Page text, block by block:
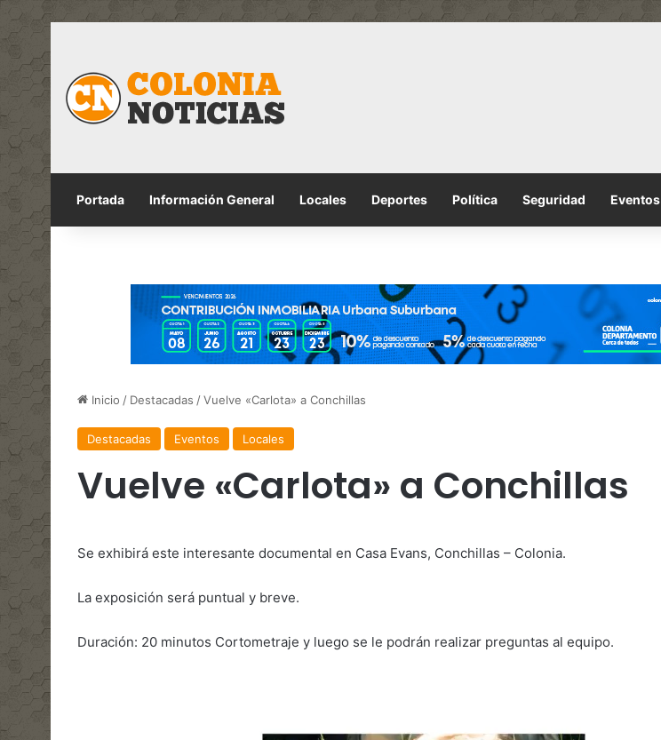
Portada Información General Locales Deportes Política Seguridad Eventos
Inicio / Destacadas /Vuelve «Carlota» a Conchillas
Destacadas Eventos Locales
Vuelve «Carlota» a Conchillas
Se exhibirá este interesante documental en Casa Evans, Conchillas – Colonia.
La exposición será puntual y breve.
Duración: 20 minutos Cortometraje y luego se le podrán realizar preguntas al equipo.